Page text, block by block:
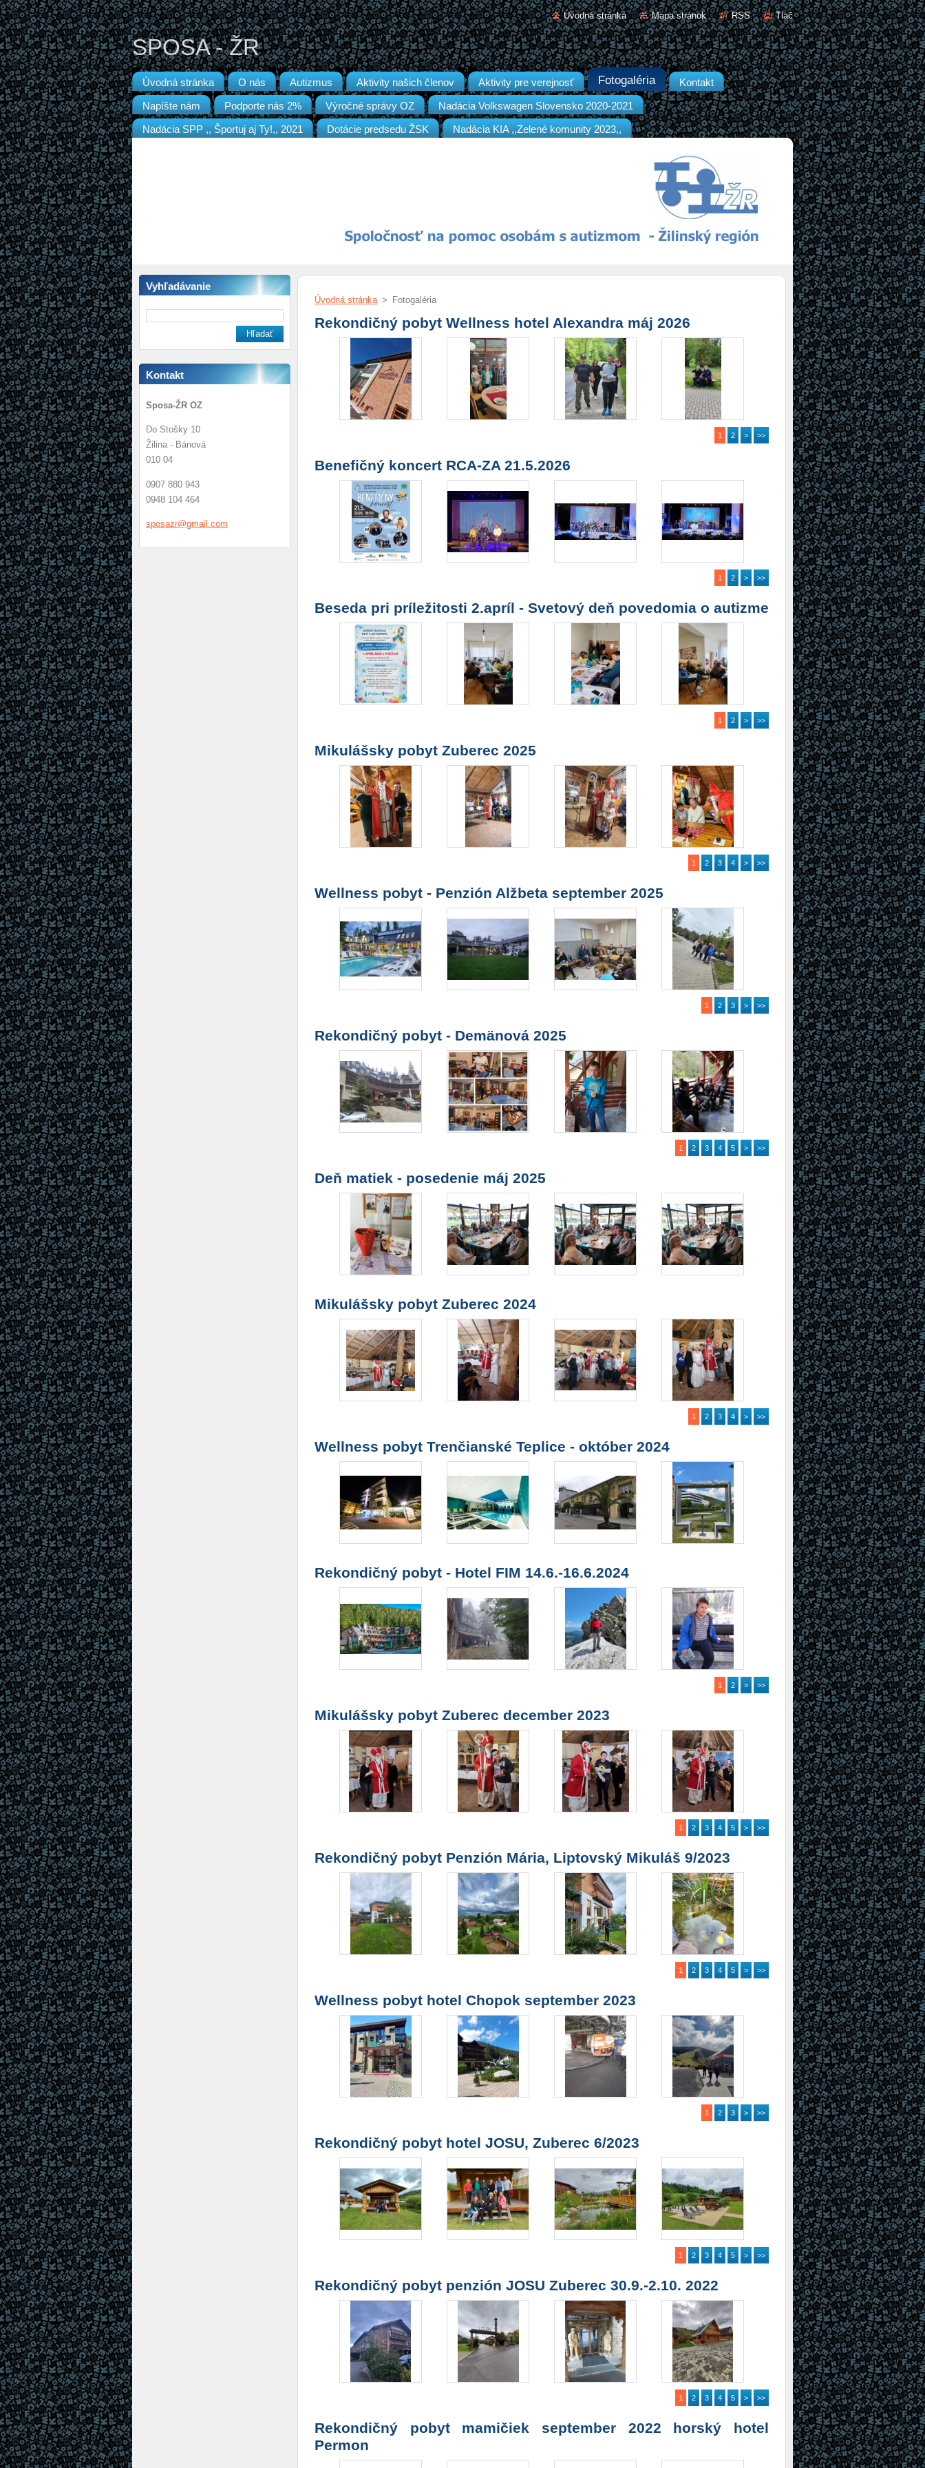
Úvodná stránka Mapa stránok RSS Tlač
SPOSA - ŽR
Úvodná stránka O nás Autizmus Aktivity našich členov Aktivity pre verejnosť Fotogaléria Kontakt
Napíšte nám Podporte nás 2% Výročné správy OZ Nadácia Volkswagen Slovensko 2020-2021
Nadácia SPP ,, Športuj aj Ty!,, 2021 Dotácie predsedu ŽSK Nadácia KIA ,,Zelené komunity 2023,,
Vyhľadávanie
Kontakt
Sposa-ŽR OZ
Do Stošky 10
Žilina - Bánová
010 04
0907 880 943
0948 104 464
sposazr@gmail.com
Úvodná stránka > Fotogaléria
Rekondičný pobyt Wellness hotel Alexandra máj 2026
1 2 > >>
Benefičný koncert RCA-ZA 21.5.2026
1 2 > >>
Beseda pri príležitosti 2.apríl - Svetový deň povedomia o autizme
1 2 > >>
Mikulášsky pobyt Zuberec 2025
1 2 3 4 > >>
Wellness pobyt - Penzión Alžbeta september 2025
1 2 3 > >>
Rekondičný pobyt - Demänová 2025
1 2 3 4 5 > >>
Deň matiek - posedenie máj 2025
Mikulášsky pobyt Zuberec 2024
1 2 3 4 > >>
Wellness pobyt Trenčianské Teplice - október 2024
Rekondičný pobyt - Hotel FIM 14.6.-16.6.2024
1 2 > >>
Mikulášsky pobyt Zuberec december 2023
1 2 3 4 5 > >>
Rekondičný pobyt Penzión Mária, Liptovský Mikuláš 9/2023
1 2 3 4 5 > >>
Wellness pobyt hotel Chopok september 2023
1 2 3 > >>
Rekondičný pobyt hotel JOSU, Zuberec 6/2023
1 2 3 4 5 > >>
Rekondičný pobyt penzión JOSU Zuberec 30.9.-2.10. 2022
1 2 3 4 5 > >>
Rekondičný pobyt mamičiek september 2022 horský hotel
Permon